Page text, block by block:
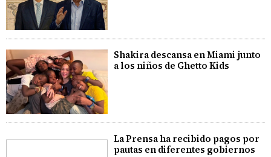
Shakira descansa en Miami junto
a los niños de Ghetto Kids
La Prensa ha recibido pagos por
pautas en diferentes gobiernos